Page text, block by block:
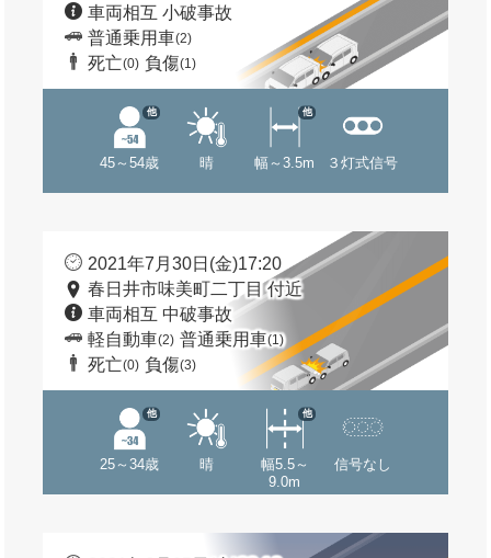
車両相互 小破事故
普通乗用車(2)
死亡(0) 負傷(1)
45～54歳
他
晴 幅～3.5m
他
３灯式信号
2021年7月30日(金)17:20
春日井市味美町二丁目 付近
車両相互 中破事故
軽自動車(2) 普通乗用車(1)
死亡(0) 負傷(3)
25～34歳
他
晴
幅5.5～
9.0m
他
信号なし